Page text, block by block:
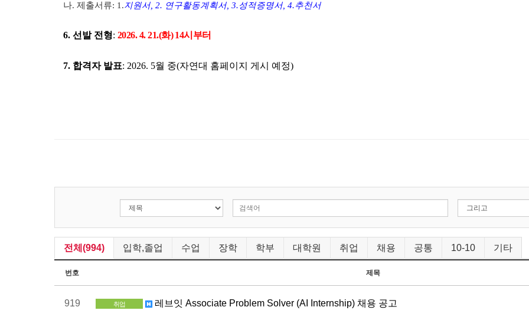
나. 제출서류: 1.지원서 , 2. 연구활동계획서 , 3.성적증명서 , 4.추천서
6. 선발 전형: 2026. 4. 21.(화) 14시부터
7. 합격자 발표: 2026. 5월 중(자연대 홈페이지 게시 예정)
전체(994) 입학,졸업 수업 장학 학부 대학원 취업 채용 공통 10-10 기타
번호 제목
919 취업 레브잇 Associate Problem Solver (AI Internship) 채용 공고